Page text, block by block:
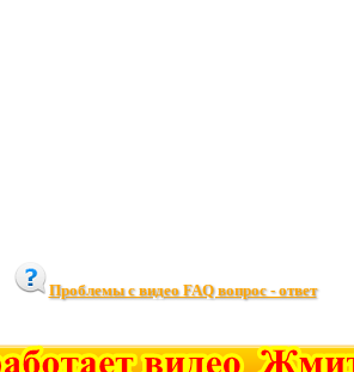
Проблемы с видео FAQ вопрос - ответ